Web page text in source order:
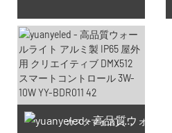
カスタマイズレーザー彫刻